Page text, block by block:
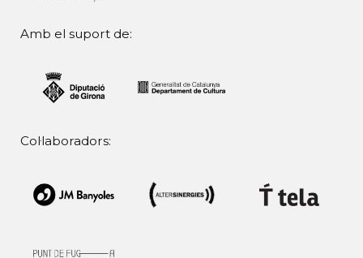
Amb el suport de:
Col·laboradors: